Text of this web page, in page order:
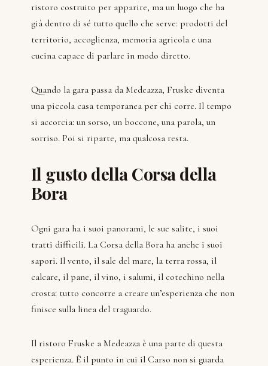
ristoro costruito per apparire, ma un luogo che ha
già dentro di sé tutto quello che serve: prodotti del
territorio, accoglienza, memoria agricola e una
cucina capace di parlare in modo diretto.
Quando la gara passa da Medeazza, Fruske diventa
una piccola casa temporanea per chi corre. Il tempo
si accorcia: un sorso, un boccone, una parola, un
sorriso. Poi si riparte, ma qualcosa resta.
Il gusto della Corsa della
Bora
Ogni gara ha i suoi panorami, le sue salite, i suoi
tratti difficili. La Corsa della Bora ha anche i suoi
sapori. Il vento, il sale del mare, la terra rossa, il
calcare, il pane, il vino, i salumi, il cotechino nella
crosta: tutto concorre a creare un’esperienza che non
finisce sulla linea del traguardo.
Il ristoro Fruske a Medeazza è una parte di questa
esperienza. È il punto in cui il Carso non si guarda